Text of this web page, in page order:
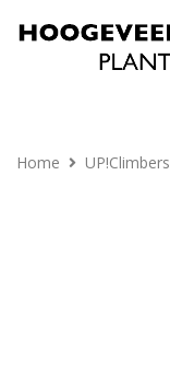
Home UP!Climbers